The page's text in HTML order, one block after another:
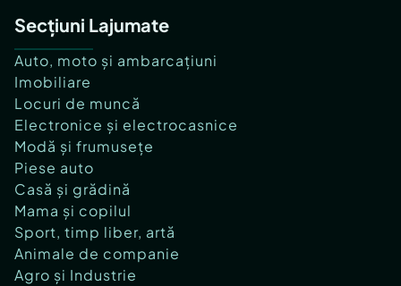
Secțiuni Lajumate
Auto, moto și ambarcațiuni
Imobiliare
Locuri de muncă
Electronice și electrocasnice
Modă și frumusețe
Piese auto
Casă și grădină
Mama și copilul
Sport, timp liber, artă
Animale de companie
Agro și Industrie